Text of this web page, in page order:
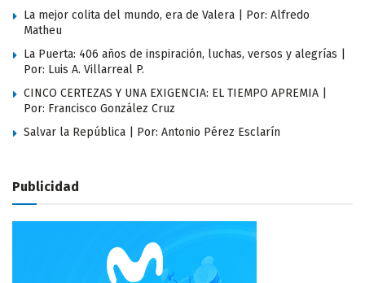
La mejor colita del mundo, era de Valera | Por: Alfredo
Matheu
La Puerta: 406 años de inspiración, luchas, versos y alegrías |
Por: Luis A. Villarreal P.
CINCO CERTEZAS Y UNA EXIGENCIA: EL TIEMPO APREMIA |
Por: Francisco González Cruz
Salvar la República | Por: Antonio Pérez Esclarín
Publicidad